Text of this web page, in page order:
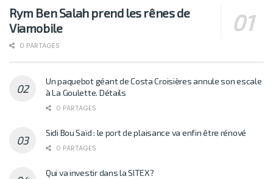
Rym Ben Salah prend les rênes de
Viamobile
0 PARTAGES
Un paquebot géant de Costa Croisières annule son escale
à La Goulette. Détails
0 PARTAGES
Sidi Bou Saïd : le port de plaisance va enfin être rénové
0 PARTAGES
Qui va investir dans la SITEX?